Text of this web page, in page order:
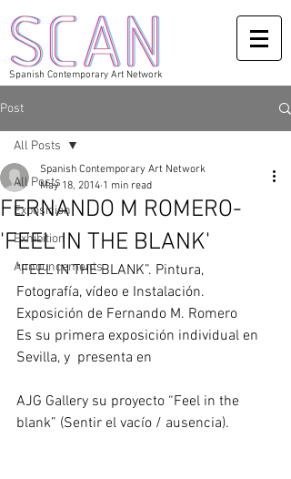
Spanish Contemporary Art Network
Post
All Posts
Exposicion
Exhibition
Announcements
All Posts
FERNANDO M ROMERO-
'FEEL IN THE BLANK'
Spanish Contemporary Art Network
May 18, 2014 1 min read
"FEEL IN THE BLANK”. Pintura,
Fotografía, vídeo e Instalación.
Exposición de Fernando M. Romero
Es su primera exposición individual en
Sevilla, y  presenta en
AJG Gallery su proyecto “Feel in the
blank” (Sentir el vacío / ausencia).